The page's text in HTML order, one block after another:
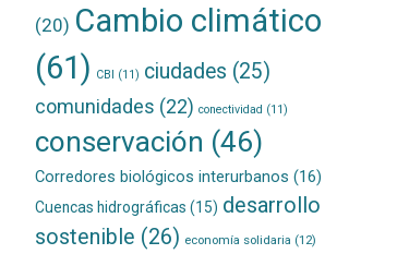
(20) Cambio climático
(61) CBI (11) ciudades (25)
comunidades (22) conectividad (11)
conservación (46)
Corredores biológicos interurbanos (16)
Cuencas hidrográficas (15) desarrollo
sostenible (26) economía solidaria (12)